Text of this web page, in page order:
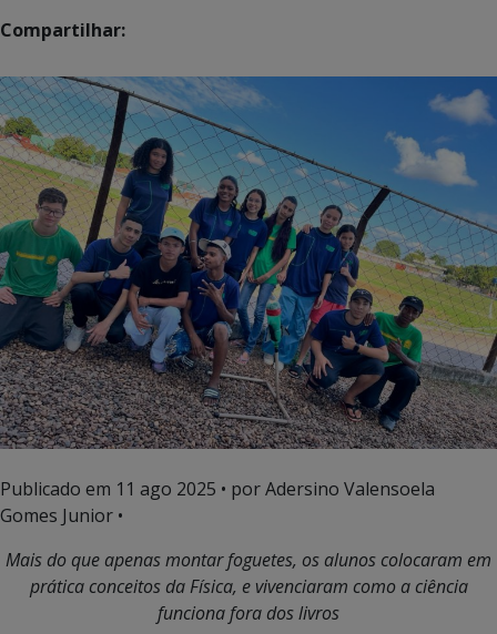
Compartilhar:
Publicado em 11 ago 2025 • por Adersino Valensoela
Gomes Junior •
Mais do que apenas montar foguetes, os alunos colocaram em
prática conceitos da Física, e vivenciaram como a ciência
funciona fora dos livros